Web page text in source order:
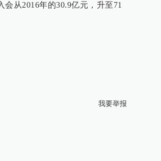
从2016年的30.9亿元，升至71
我要举报